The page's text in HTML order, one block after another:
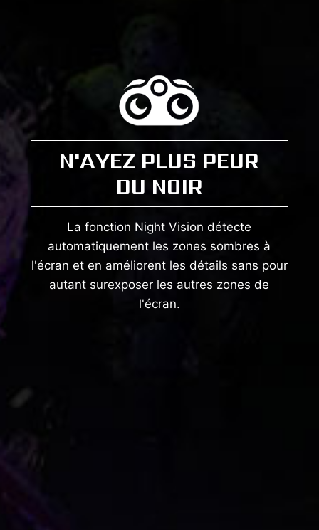
N'AYEZ PLUS PEUR
DU NOIR
La fonction Night Vision détecte
automatiquement les zones sombres à
l'écran et en améliorent les détails sans pour
autant surexposer les autres zones de
l'écran.